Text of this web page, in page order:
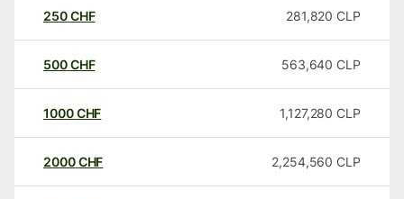
250CHF 281,820 CLP
500CHF 563,640 CLP
1000CHF 1,127,280 CLP
2000CHF 2,254,560 CLP